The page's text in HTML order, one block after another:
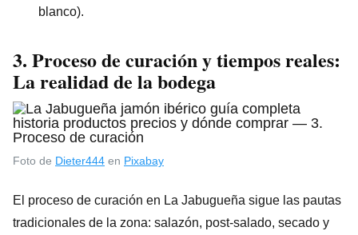
blanco).
3. Proceso de curación y tiempos reales:
La realidad de la bodega
Foto de Dieter444 en Pixabay
El proceso de curación en La Jabugueña sigue las pautas
tradicionales de la zona: salazón, post-salado, secado y